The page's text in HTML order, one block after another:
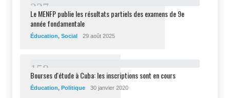
227
Le MENFP publie les résultats partiels des examens de 9e
année fondamentale
Éducation, Social 29 août 2025
1 58
Bourses d'étude à Cuba: les inscriptions sont en cours
Éducation, Politique 30 janvier 2020